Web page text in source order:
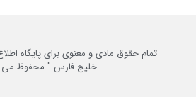
تمام حقوق مادی و معنوی برای پایگاه
خلیج فارس " محفوظ می